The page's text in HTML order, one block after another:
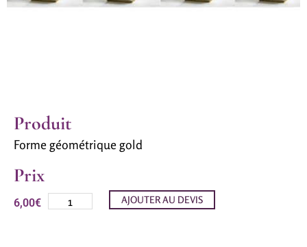
Produit
Forme géométrique gold
Prix
6,00€ AJOUTER AU DEVIS